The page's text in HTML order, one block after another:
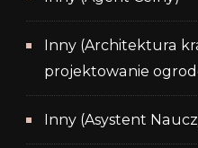
Inny (Architektura
projektowanie
Inny (Asystent